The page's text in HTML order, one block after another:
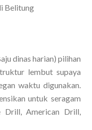
dinas harian) pilihan
lembut supaya
waktu digunakan.
untuk seragam
Drill, American Drill,